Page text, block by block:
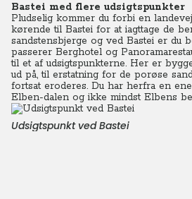
Bastei med flere udsigtspunkter
Pludselig kommer du forbi en
kørende til Bastei for at iagttage de
sandstensbjerge og ved Bastei er du
passerer Berghotel og
til et af udsigtspunkterne. Her er
ud på, til erstatning for de porøse
fortsat eroderes. Du har herfra en
Elben-dalen og ikke mindst Elbens
Udsigtspunkt ved Bastei